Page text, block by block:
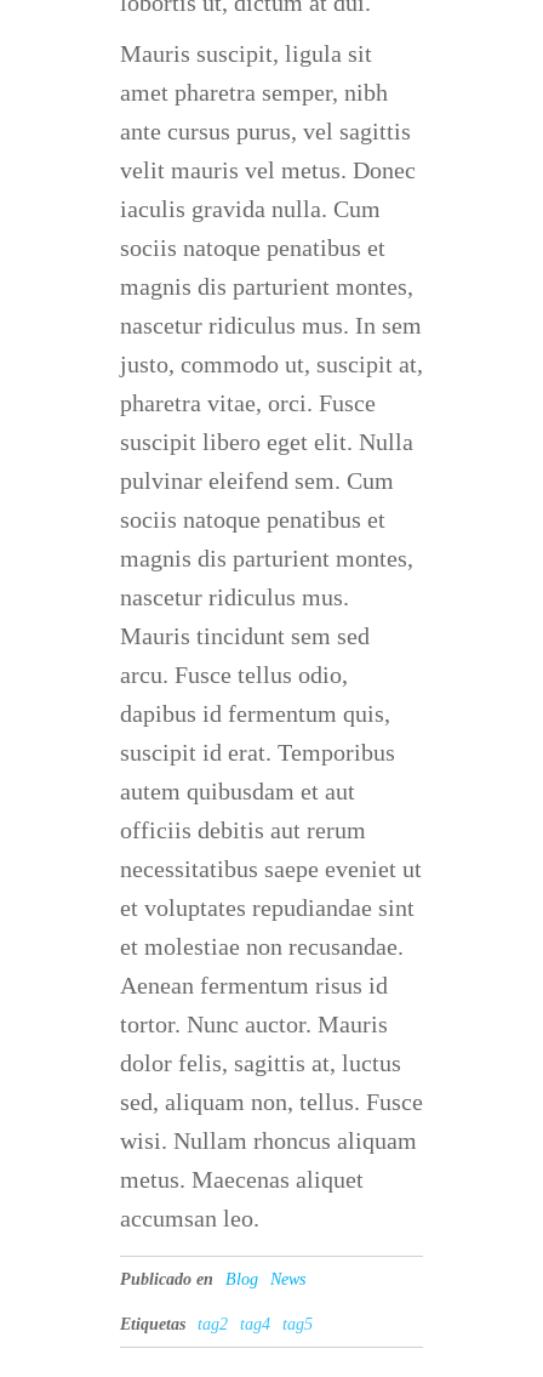
Mauris suscipit, ligula sit
amet pharetra semper, nibh
ante cursus purus, vel sagittis
velit mauris vel metus. Donec
iaculis gravida nulla. Cum
sociis natoque penatibus et
magnis dis parturient montes,
nascetur ridiculus mus. In sem
justo, commodo ut, suscipit at,
pharetra vitae, orci. Fusce
suscipit libero eget elit. Nulla
pulvinar eleifend sem. Cum
sociis natoque penatibus et
magnis dis parturient montes,
nascetur ridiculus mus.
Mauris tincidunt sem sed
arcu. Fusce tellus odio,
dapibus id fermentum quis,
suscipit id erat. Temporibus
autem quibusdam et aut
officiis debitis aut rerum
necessitatibus saepe eveniet ut
et voluptates repudiandae sint
et molestiae non recusandae.
Aenean fermentum risus id
tortor. Nunc auctor. Mauris
dolor felis, sagittis at, luctus
sed, aliquam non, tellus. Fusce
wisi. Nullam rhoncus aliquam
metus. Maecenas aliquet
accumsan leo.
Publicado en Blog News
Etiquetas tag2 tag4 tag5